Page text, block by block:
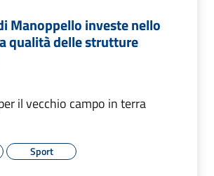
Manoppello investe nello
qualità delle strutture
il vecchio campo in terra
Sport